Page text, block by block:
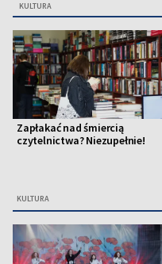
KULTURA
Zapłakać nad śmiercią
czytelnictwa? Niezupełnie!
KULTURA